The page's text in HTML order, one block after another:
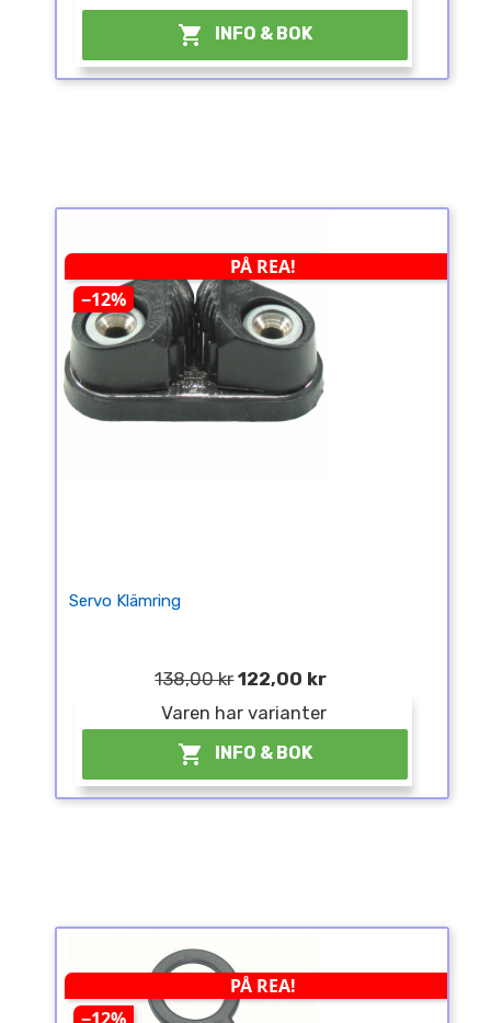
 INFO & BOK
PÅ REA!
−12%
Servo Klämring
138,00 kr 122,00 kr
Varen har varianter
 INFO & BOK
PÅ REA!